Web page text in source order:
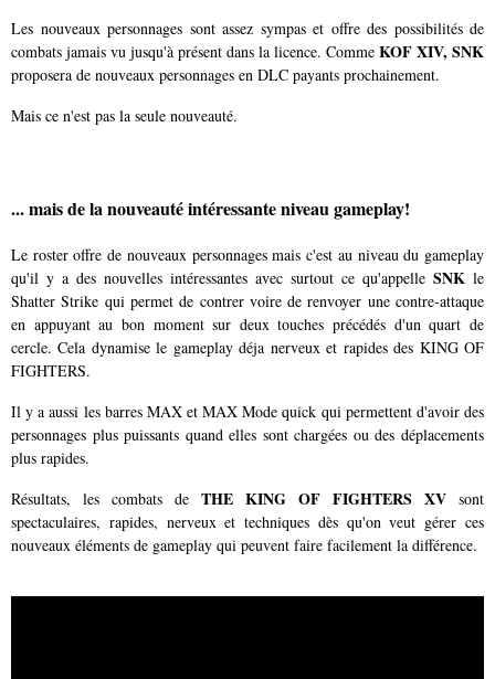
Les nouveaux personnages sont assez sympas et offre des possibilités de
combats jamais vu jusqu'à présent dans la licence. Comme KOF XIV, SNK
proposera de nouveaux personnages en DLC payants prochainement.
Mais ce n'est pas la seule nouveauté.
... mais de la nouveauté intéressante niveau gameplay!
Le roster offre de nouveaux personnages mais c'est au niveau du gameplay
qu'il y a des nouvelles intéressantes avec surtout ce qu'appelle SNK le
Shatter Strike qui permet de contrer voire de renvoyer une contre-attaque
en appuyant au bon moment sur deux touches précédés d'un quart de
cercle. Cela dynamise le gameplay déja nerveux et rapides des KING OF
FIGHTERS.
Il y a aussi les barres MAX et MAX Mode quick qui permettent d'avoir des
personnages plus puissants quand elles sont chargées ou des déplacements
plus rapides.
Résultats, les combats de THE KING OF FIGHTERS XV sont
spectaculaires, rapides, nerveux et techniques dès qu'on veut gérer ces
nouveaux éléments de gameplay qui peuvent faire facilement la différence.